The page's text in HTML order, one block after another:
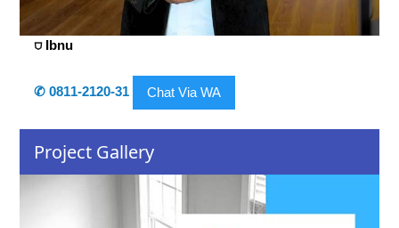
⛉ Ibnu
✆ 0811-2120-31 Chat Via WA
Project Gallery